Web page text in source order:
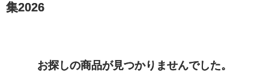
集2026
お探しの商品が見つかりませんでした。